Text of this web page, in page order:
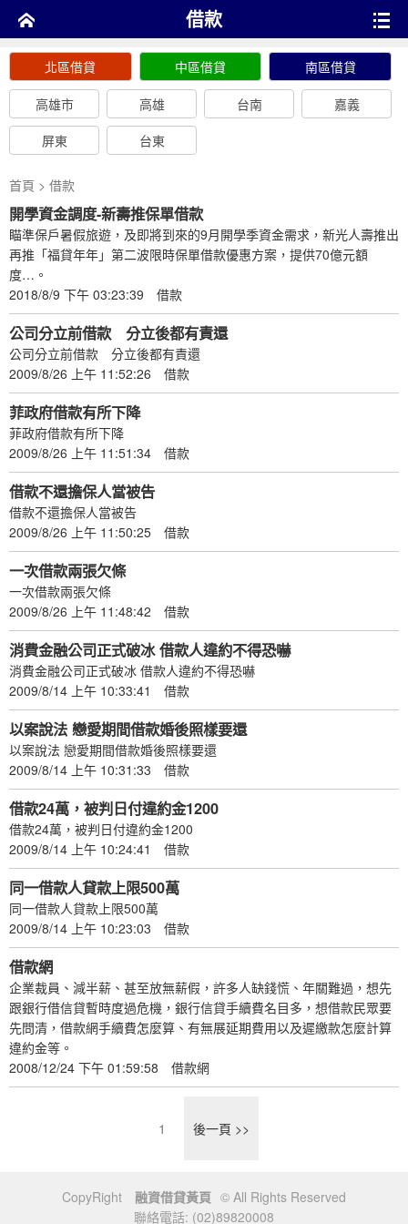
借款
北區借貸 中區借貸 南區借貸
高雄市 高雄 台南
嘉義
屏東
台東
首頁 > 借款
開學資金調度-新壽推保單借款
瞄準保戶暑假旅遊，及即將到來的9月開學季資金需求，新光人壽推出
再推「福貸年年」第二波限時保單借款優惠方案，提供70億元額
度…。
2018/8/9 下午 03:23:39 借款
公司分立前借款 分立後都有責還
公司分立前借款 分立後都有責還
2009/8/26 上午 11:52:26 借款
菲政府借款有所下降
菲政府借款有所下降
2009/8/26 上午 11:51:34 借款
借款不還擔保人當被告
借款不還擔保人當被告
2009/8/26 上午 11:50:25 借款
一次借款兩張欠條
一次借款兩張欠條
2009/8/26 上午 11:48:42 借款
消費金融公司正式破冰 借款人違約不得恐嚇
消費金融公司正式破冰 借款人違約不得恐嚇
2009/8/14 上午 10:33:41
借款
以案說法 戀愛期間借款婚後照樣要還
以案說法 戀愛期間借款婚後照樣要還
2009/8/14 上午 10:31:33 借款
借款24萬，被判日付違約金1200
借款24萬，被判日付違約金1200
2009/8/14 上午 10:24:41
借款
同一借款人貸款上限500萬
同一借款人貸款上限500萬
2009/8/14 上午 10:23:03 借款
借款網
企業裁員、減半薪、甚至放無薪假，許多人缺錢慌、年關難過，想先
跟銀行借信貸暫時度過危機，銀行信貸手續費名目多，想借款民眾要
先問清，借款網手續費怎麼算、有無展延期費用以及遲繳款怎麼計算
違約金等。
2008/12/24 下午 01:59:58 借款網
1 後一頁 >>
CopyRight 融資借貸黃頁 © All Rights Reserved
聯絡電話: (02)89820008